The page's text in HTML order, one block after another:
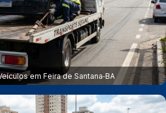
em Feira de Santana‑BA